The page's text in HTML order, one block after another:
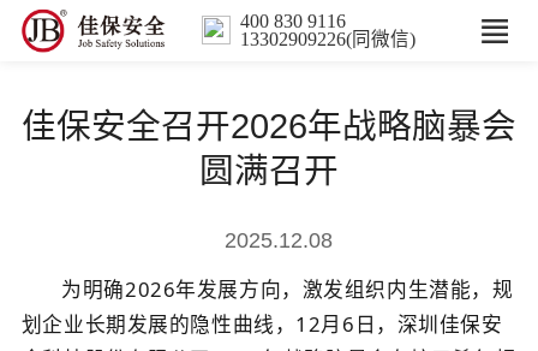
400 830 9116
13302909226(同微信)
行业案例
佳保安全召开2026年战略脑暴会
圆满召开
2025.12.08
为明确2026年发展方向，激发组织内生潜能，规
划企业长期发展的隐性曲线， 12月 6 日，深圳佳保安